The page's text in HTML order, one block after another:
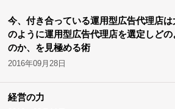
今、付き合っている運用型広告代理店
のように運用型広告代理店を選定しど
のか、を見極める術
2016年09月28日
経営の力